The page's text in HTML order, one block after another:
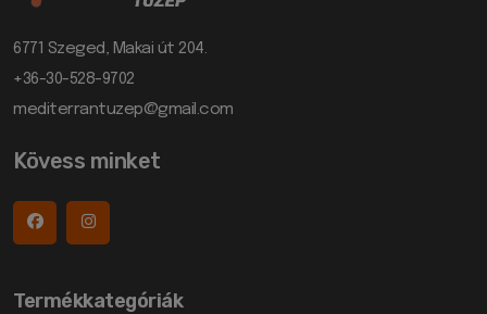
6771 Szeged, Makai út 204.
+36-30-528-9702
mediterrantuzep@gmail.com
Kövess minket
Termékkategóriák